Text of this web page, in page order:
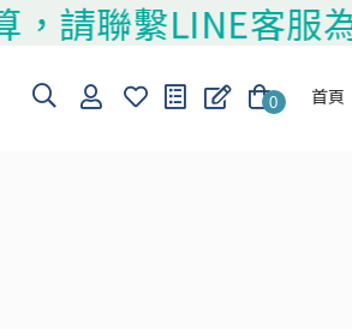
繫LINE客服為您
0 首頁